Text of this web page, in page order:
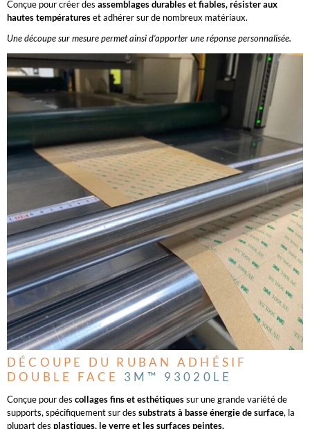
Conçue pour créer des assemblages durables et fiables, résister aux
hautes températureset adhérer sur de nombreux matériaux.
Une découpe sur mesure permet ainsi d’apporter une réponse personnalisée.
DÉCOUPE DU RUBAN ADHÉSIF
DOUBLE FACE 3M™ 93020LE
Conçue pour des collages fins et esthétiquessur une grande variété de
supports, spécifiquement sur des substrats à basse énergie de surface, la
plupart des plastiques, le verre et les surfaces peintes.